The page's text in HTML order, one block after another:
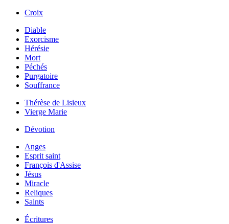
Croix
Diable
Exorcisme
Hérésie
Mort
Péchés
Purgatoire
Souffrance
Thérèse de Lisieux
Vierge Marie
Dévotion
Anges
Esprit saint
François d'Assise
Jésus
Miracle
Reliques
Saints
Écritures